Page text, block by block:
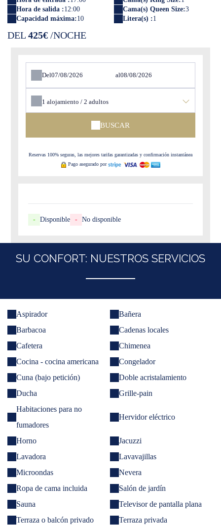
Hora de salida :12:00
Capacidad máxima:10
Cama(s) Queen Size:3
Litera(s) :1
DEL 425€ /NOCHE
Del al
1alojamiento /2adultos
BUSCAR
Reservas 100% seguras, las mejores tarifas garantizadas y confirmación instantánea
Pago asegurado por
- Disponible - No disponible
SU CONFORT: NUESTROS SERVICIOS
Aspirador
Bañera
Barbacoa
Cadenas locales
Cafetera
Chimenea
Cocina - cocina americana
Congelador
Cuna (bajo petición)
Doble acristalamiento
Ducha
Grille-pain
Habitaciones para no
fumadores
Hervidor eléctrico
Horno
Jacuzzi
Lavadora
Lavavajillas
Microondas
Nevera
Ropa de cama incluida
Salón de jardín
Sauna
Televisor de pantalla plana
Terraza o balcón privado
Terraza privada